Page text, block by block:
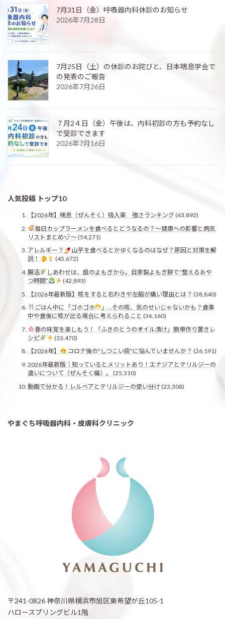
7月31日（金）呼吸器内科休診のお知らせ
2026年7月28日
7月25日（土）の休診のお詫びと、日本喘息学会で
の発表のご報告
2026年7月26日
７月2４日（金）午後は、内科初診の方も予約なし
で受診できます
2026年7月16日
人気投稿 トップ10
【2026年】喘息（ぜんそく）吸入薬 強さランキング(63,892)
毎日カップラーメンを食べるとどうなるの？〜健康への影響と病気
リストまとめ
〜(54,271)
アレルギー？
山芋を食べるとかゆくなるのはなぜ？原因と対策を解
説！
(45,672)
腸活
しあわせは、庭のよもぎから。自家製よもぎ餅で“整えるおや
つ時間”
(42,893)
【2026年最新版】咳をすると右わきや左脇が痛い理由とは？ (38,840)
ごはん中に「ゴホゴホ
」…その咳、気のせいじゃないかも？食事
中や食後に咳が出る場合に考えられること (36,160)
春の味覚を楽しもう！「ふきのとうのオイル漬け」簡単作り置きレ
シピ
(33,470)
【2026年】
コロナ後の"しつこい痰"に悩んでいませんか？ (26,191)
2026年最新版｜知っているとメリットあり！エナジアとテリルジーの
違いについて（ぜんそく編）。
(25,310)
動画で分かる！レルベアとテリルジーの使い分け (23,308)
やまぐち呼吸器内科・皮膚科クリニック
〒241-0826 神奈川県横浜市旭区東希望が丘105-1
ハロースプリングビル1階